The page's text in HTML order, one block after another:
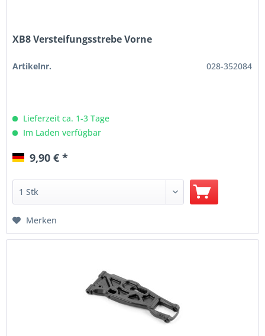
XB8 Versteifungsstrebe Vorne
Artikelnr. 028-352084
Lieferzeit ca. 1-3 Tage
Im Laden verfügbar
9,90 € *
Merken